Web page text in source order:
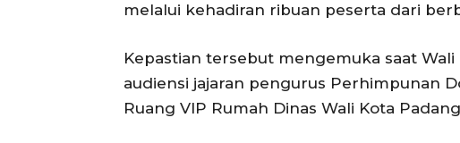
melalui kehadiran ribuan peserta dari
Kepastian tersebut mengemuka saat
audiensi jajaran pengurus Perhimpunan
Ruang VIP Rumah Dinas Wali Kota